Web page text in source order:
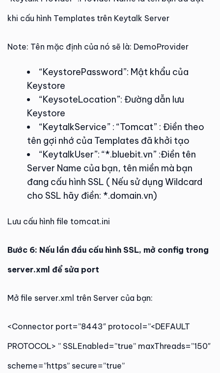
khi cấu hình Templates trên Keytalk Server
Note: Tên mặc định của nó sẽ là: DemoProvider
“KeystorePassword”: Mật khẩu của
Keystore
“KeysoteLocation”: Đường dẫn lưu
Keystore
“KeytalkService” : “Tomcat” : Điền theo
tên gợi nhớ của Templates đã khởi tạo
“KeytalkUser”: “*.bluebit.vn” :Điền tên
Server Name của bạn, tên miền mà bạn
đang cấu hình SSL ( Nếu sử dụng Wildcard
cho SSL hãy điền: *.domain.vn)
Lưu cấu hình file tomcat.ini
Bước 6: Nếu lần đầu cấu hình SSL, mở config trong
server.xml để sửa port
Mở file server.xml trên Server của bạn:
<Connector port=”8443″ protocol=”<DEFAULT
PROTOCOL> ” SSLEnabled=”true” maxThreads=”150″
scheme=”https” secure=”true”